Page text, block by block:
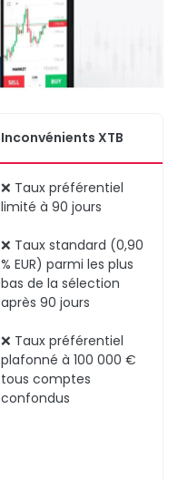
Inconvénients XTB
❌ Taux préférentiel
limité à 90 jours
❌ Taux standard (0,90
% EUR) parmi les plus
bas de la sélection
après 90 jours
❌ Taux préférentiel
plafonné à 100 000 €
tous comptes
confondus